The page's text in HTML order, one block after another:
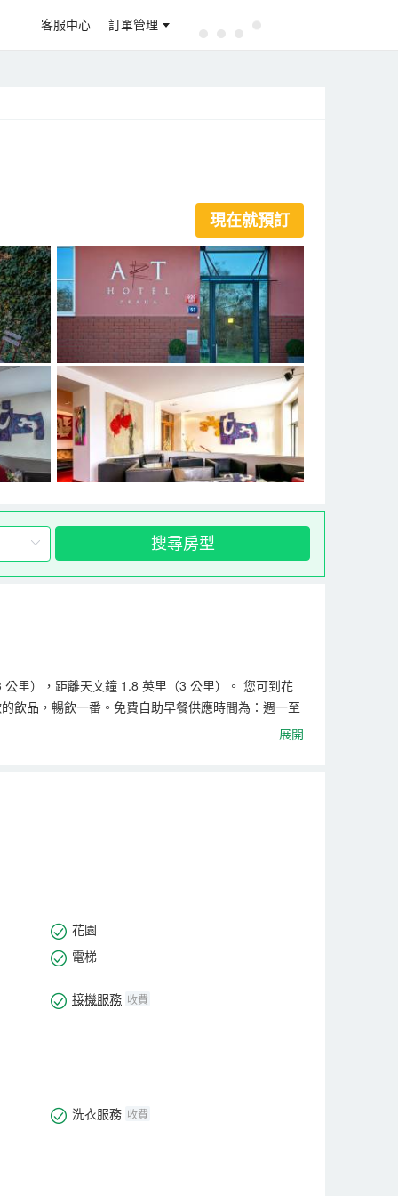
客服中心 訂單管理
現在就預訂
搜尋房型
里），距離天文鐘 1.8 英里（3 公里）。 您可到花
飲品，暢飲一番。免費自助早餐供應時間為：週一至
的24 小時往返機場班車。 有 24 間客房提供迷你吧展開
花園
電梯
接機服務 收費
洗衣服務 收費